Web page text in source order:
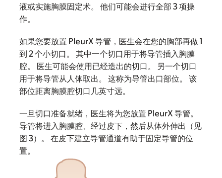
液或实施胸膜固定术。 他们可能会进行全部 3 项操
作。
如果您要放置 PleurX 导管，医生会在您的胸部再做 1
到 2 个小切口。 其中一个切口用于将导管插入胸膜
腔。 医生可能会使用已经造出的切口。 另一个切口
用于将导管从人体取出。 这称为导管出口部位。 该
部位距离胸膜腔切口几英寸远。
一旦切口准备就绪，医生将为您放置 PleurX 导管。
导管将进入胸膜腔、经过皮下，然后从体外伸出（见
图 3）。 在皮下建立导管通道有助于固定导管的位
置。